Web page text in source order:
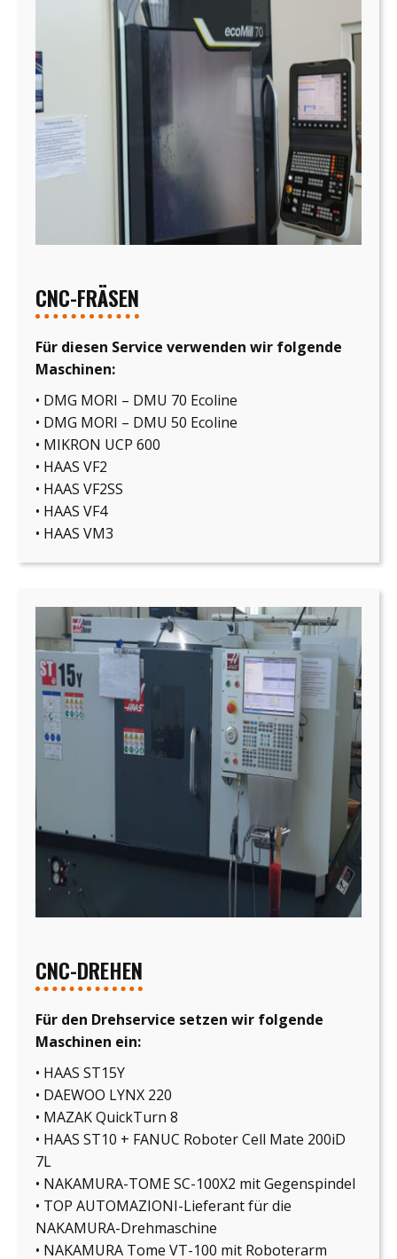
CNC-FRÄSEN
Für diesen Service verwenden wir folgende
Maschinen:
• DMG MORI – DMU 70 Ecoline
• DMG MORI – DMU 50 Ecoline
• MIKRON UCP 600
• HAAS VF2
• HAAS VF2SS
• HAAS VF4
• HAAS VM3
CNC-DREHEN
Für den Drehservice setzen wir folgende
Maschinen ein:
• HAAS ST15Y
• DAEWOO LYNX 220
• MAZAK QuickTurn 8
• HAAS ST10 + FANUC Roboter Cell Mate 200iD
7L
• NAKAMURA-TOME SC-100X2 mit Gegenspindel
• TOP AUTOMAZIONI-Lieferant für die
NAKAMURA-Drehmaschine
• NAKAMURA Tome VT-100 mit Roboterarm